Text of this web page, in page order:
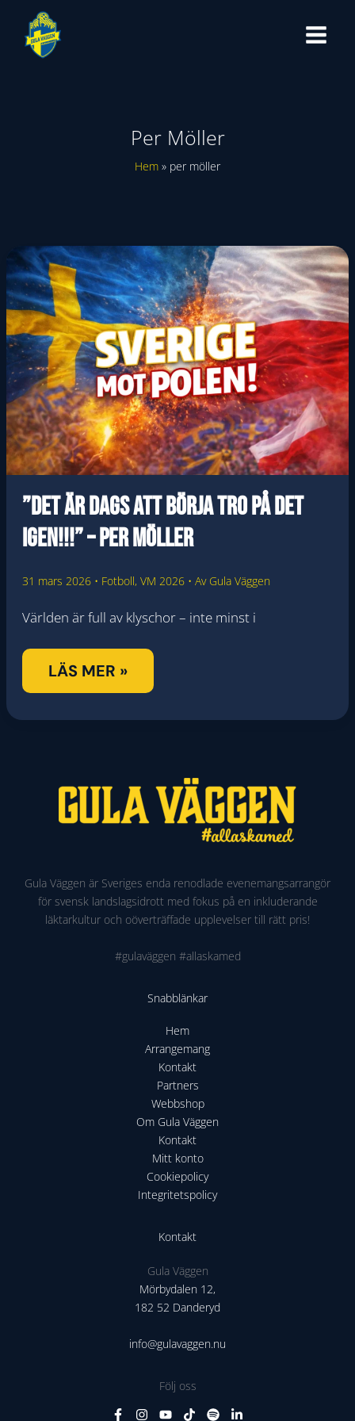
innehåll
Per Möller
Hem per möller
”Det är dags att börja tro på det
igen!!!” – Per Möller
31 mars 2026 • Fotboll, VM 2026• Av Gula Väggen
Världen är full av klyschor – inte minst i
”DET
ÄR
DAGS
TRO
PÅ
–
PER
LÄS MER »
Gula Väggen är Sveriges enda renodlade evenemangsarrangör
för svensk landslagsidrott med fokus på en inkluderande
läktarkultur och oöverträffade upplevelser till rätt pris!
#gulaväggen #allaskamed
Snabblänkar
Hem
Arrangemang
Kontakt
Partners
Webbshop
Om Gula Väggen
Kontakt
Mitt konto
Cookiepolicy
Integritetspolicy
Kontakt
Gula Väggen
Mörbydalen 12,
182 52 Danderyd
info@gulavaggen.nu
Följ oss